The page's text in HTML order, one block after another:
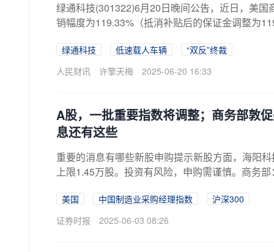
绿通科技(301322)6月20日晚间公告，近日，美国
销幅度为119.33%（抵消补贴后的保证金调整为
绿通科技 低速载人车辆
“双反”终裁
人民财讯
许擎天梅 2025-06-20 16:33
A股，一批重要指数将调整；商务部敦
息还有这些
重要的消息有哪些新股申购提示新股方面，海阳
上限1.45万股。投资有风险，申购需谨慎。商务
美国 中国制造业采购经理指数
沪深300
证券时报
2025-06-03 08:26